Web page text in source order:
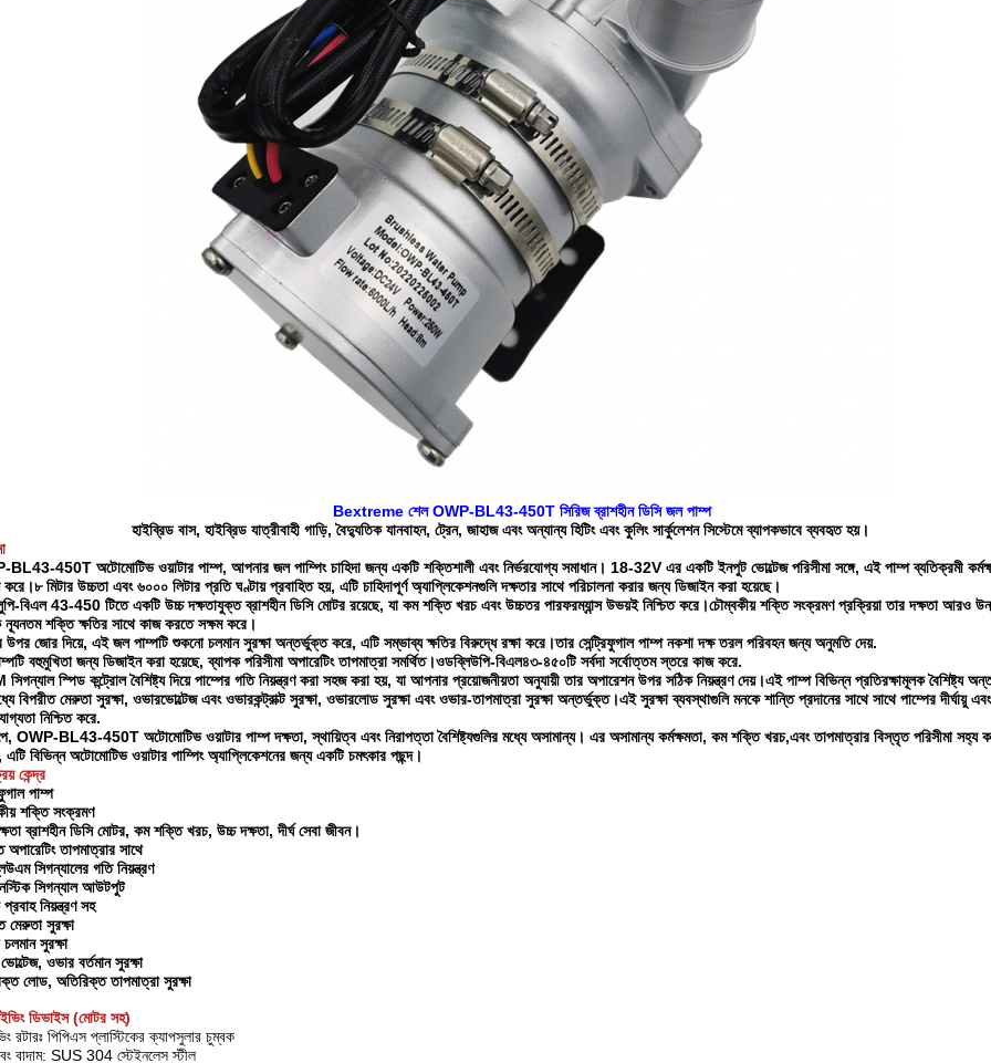
Bextreme শেল OWP-BL43-450T সিরিজ ব্রাশহীন ডিসি জল পাম্প
হাইব্রিড বাস, হাইব্রিড যাত্রীবাহী গাড়ি, বৈদ্যুতিক যানবাহন, ট্রেন, জাহাজ এবং অন্যান্য হিটিং এবং কুলিং সার্কুলেশন সিস্টেমে ব্যাপকভাবে ব্যবহৃত হয়।
450T অটোমোটিভ ওয়াটার পাম্প, আপনার জল পাম্পিং চাহিদা জন্য একটি শক্তিশালী এবং নির্ভরযোগ্য সমাধান। 18-32V এর একটি ইনপুট ভোল্টেজ পরিসীমা সঙ্গে, এই পাম্প ব্যতিক্রমী
করে।৮ মিটার উচ্চতা এবং ৬০০০ লিটার প্রতি ঘণ্টায় প্রবাহিত হয়, এটি চাহিদাপূর্ণ অ্যাপ্লিকেশনগুলি দক্ষতার সাথে পরিচালনা করার জন্য ডিজাইন করা হয়েছে।
বিএল 43-450 টিতে একটি উচ্চ দক্ষতাযুক্ত ব্রাশহীন ডিসি মোটর রয়েছে, যা কম শক্তি খরচ এবং উচ্চতর পারফরম্যান্স উভয়ই নিশ্চিত করে।চৌম্বকীয় শক্তি সংক্রমণ প্রক্রিয়া তার দক্ষতা আরও
ন্যূনতম শক্তি ক্ষতির সাথে কাজ করতে সক্ষম করে।
উপর জোর দিয়ে, এই জল পাম্পটি শুকনো চলমান সুরক্ষা অন্তর্ভুক্ত করে, এটি সম্ভাব্য ক্ষতির বিরুদ্ধে রক্ষা করে।তার সেন্ট্রিফুগাল পাম্প নকশা দক্ষ তরল পরিবহন জন্য অনুমতি দেয়.
বহুমুখিতা জন্য ডিজাইন করা হয়েছে, ব্যাপক পরিসীমা অপারেটিং তাপমাত্রা সমর্থিত।ওডব্লিউপি-বিএল৪৩-৪৫০টি সর্বদা সর্বোত্তম স্তরে কাজ করে.
স্পিড কন্ট্রোল বৈশিষ্ট্য দিয়ে পাম্পের গতি নিয়ন্ত্রণ করা সহজ করা হয়, যা আপনার প্রয়োজনীয়তা অনুযায়ী তার অপারেশন উপর সঠিক নিয়ন্ত্রণ দেয়।এই পাম্প বিভিন্ন প্রতিরক্ষামূলক বৈশিষ্ট্য
বিপরীত মেরুতা সুরক্ষা, ওভারভোল্টেজ এবং ওভারকন্ট্রাক্ট সুরক্ষা, ওভারলোড সুরক্ষা এবং ওভার-তাপমাত্রা সুরক্ষা অন্তর্ভুক্ত।এই সুরক্ষা ব্যবস্থাগুলি মনকে শান্তি প্রদানের সাথে সাথে পাম্পের দীর্ঘায়ু এবং
নিশ্চিত করে.
OWP-BL43-450T অটোমোটিভ ওয়াটার পাম্প দক্ষতা, স্থায়িত্ব এবং নিরাপত্তা বৈশিষ্ট্যগুলির মধ্যে অসামান্য। এর অসামান্য কর্মক্ষমতা, কম শক্তি খরচ,এবং তাপমাত্রার বিস্তৃত পরিসীমা সহ্য
এটি বিভিন্ন অটোমোটিভ ওয়াটার পাম্পিং অ্যাপ্লিকেশনের জন্য একটি চমৎকার পছন্দ।
কেন্দ্র
পাম্প
শক্তি সংক্রমণ
ব্রাশহীন ডিসি মোটর, কম শক্তি খরচ, উচ্চ দক্ষতা, দীর্ঘ সেবা জীবন।
অপারেটিং তাপমাত্রার সাথে
সিগন্যালের গতি নিয়ন্ত্রণ
সিগন্যাল আউটপুট
নিয়ন্ত্রণ সহ
মেরুতা সুরক্ষা
সুরক্ষা
ওভার বর্তমান সুরক্ষা
লোড, অতিরিক্ত তাপমাত্রা সুরক্ষা
ডিভাইস (মোটর সহ)
রটারঃ পিপিএস প্লাস্টিকের ক্যাপসুলার চুম্বক
বাদাম: SUS 304 স্টেইনলেস স্টীল